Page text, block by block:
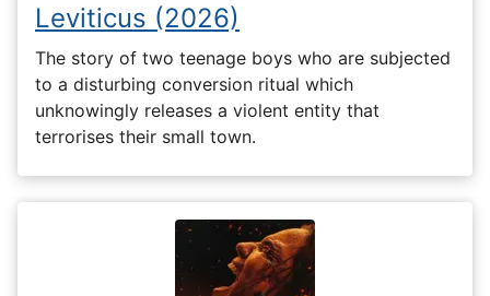
Leviticus (2026)
The story of two teenage boys who are subjected
to a disturbing conversion ritual which
unknowingly releases a violent entity that
terrorises their small town.